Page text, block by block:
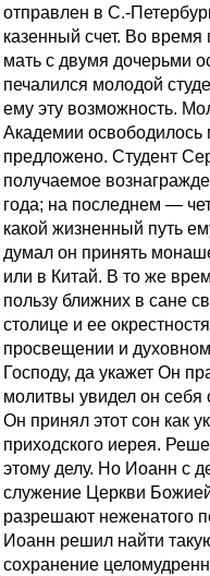
отправлен в С.-
казенный счет. Во
мать с двумя дочерьми
печалился молодой
ему эту возможность.
Академии освободилось
предложено. Студент
получаемое
года; на последнем —
какой жизненный путь
думал он принять
или в Китай. В то же
пользу ближних в сане
столице и ее
просвещении и
Господу, да укажет Он
молитвы увидел он
Он принял этот сон как
приходского иерея.
этому делу. Но Иоанн с
служение Церкви
разрешают неженатого
Иоанн решил найти
сохранение